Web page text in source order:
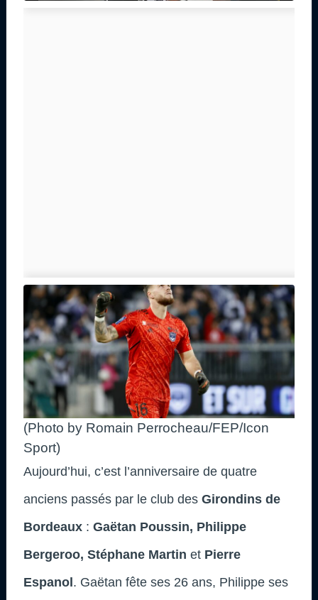
(Photo by Romain Perrocheau/FEP/Icon
Sport)
Aujourd’hui, c’est l’anniversaire de quatre
anciens passés par le club des Girondins de
Bordeaux : Gaëtan Poussin, Philippe
Bergeroo, Stéphane Martin et Pierre
Espanol. Gaëtan fête ses 26 ans, Philippe ses